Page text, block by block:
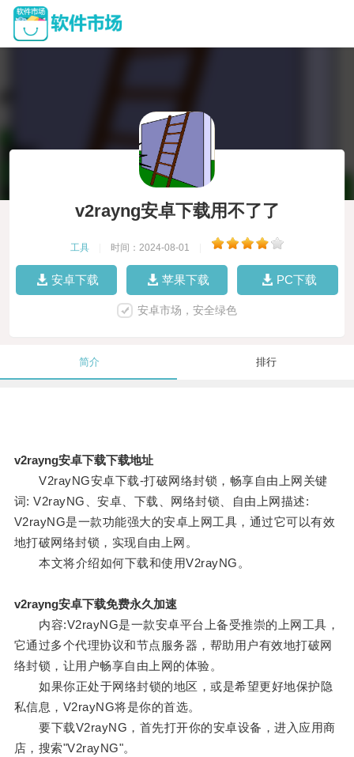
v2rayng安卓下载用不了了
工具 时间：2024-08-01
安卓下载 苹果下载 PC下载
安卓市场，安全绿色
简介 排行
v2rayng安卓下载下载地址
V2rayNG安卓下载-打破网络封锁，畅享自由上网关键
词: V2rayNG、安卓、下载、网络封锁、自由上网描述:
V2rayNG是一款功能强大的安卓上网工具，通过它可以有效
地打破网络封锁，实现自由上网。
本文将介绍如何下载和使用V2rayNG。
v2rayng安卓下载免费永久加速
内容:V2rayNG是一款安卓平台上备受推崇的上网工具，
它通过多个代理协议和节点服务器，帮助用户有效地打破网
络封锁，让用户畅享自由上网的体验。
如果你正处于网络封锁的地区，或是希望更好地保护隐
私信息，V2rayNG将是你的首选。
要下载V2rayNG，首先打开你的安卓设备，进入应用商
店，搜索"V2rayNG"。